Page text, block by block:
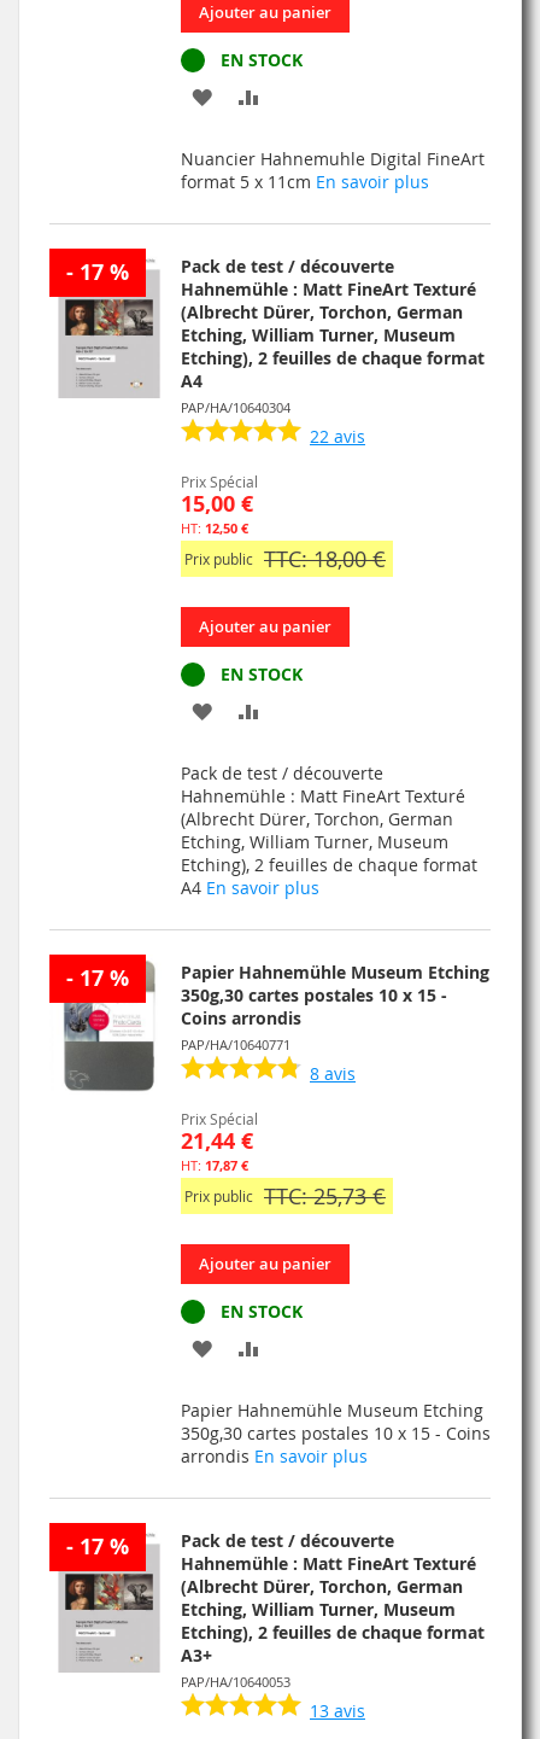
Ajouter au panier
EN STOCK
AJOUTER
MA
LISTE
D’ENVIE
COMPARATEUR
Nuancier Hahnemuhle Digital FineArt
format 5 x 11cm En savoir plus
- 17 %
Pack de test / découverte
Hahnemühle : Matt FineArt Texturé
(Albrecht Dürer, Torchon, German
Etching, William Turner, Museum
Etching), 2 feuilles de chaque format
A4
PAP/HA/10640304
22 avis
Prix Spécial
15,00 €
12,50 €
Prix public TTC: 18,00 €
Ajouter au panier
EN STOCK
AJOUTER
MA
LISTE
D’ENVIE
COMPARATEUR
Pack de test / découverte
Hahnemühle : Matt FineArt Texturé
(Albrecht Dürer, Torchon, German
Etching, William Turner, Museum
Etching), 2 feuilles de chaque format
A4 En savoir plus
- 17 %
Papier Hahnemühle Museum Etching
350g,30 cartes postales 10 x 15 -
Coins arrondis
PAP/HA/10640771
8 avis
Prix Spécial
21,44 €
17,87 €
Prix public TTC: 25,73 €
Ajouter au panier
EN STOCK
AJOUTER
MA
COMPARATEUR
Papier Hahnemühle Museum Etching
350g,30 cartes postales 10 x 15 - Coins
arrondis En savoir plus
- 17 %
Pack de test / découverte
Hahnemühle : Matt FineArt Texturé
(Albrecht Dürer, Torchon, German
Etching, William Turner, Museum
Etching), 2 feuilles de chaque format
A3+
PAP/HA/10640053
13 avis